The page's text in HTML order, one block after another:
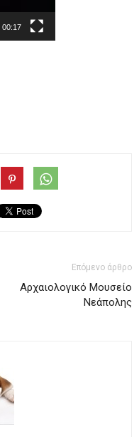
00:17
Επόμενο άρθρο
Αρχαιολογικό Μουσείο
Νεάπολης